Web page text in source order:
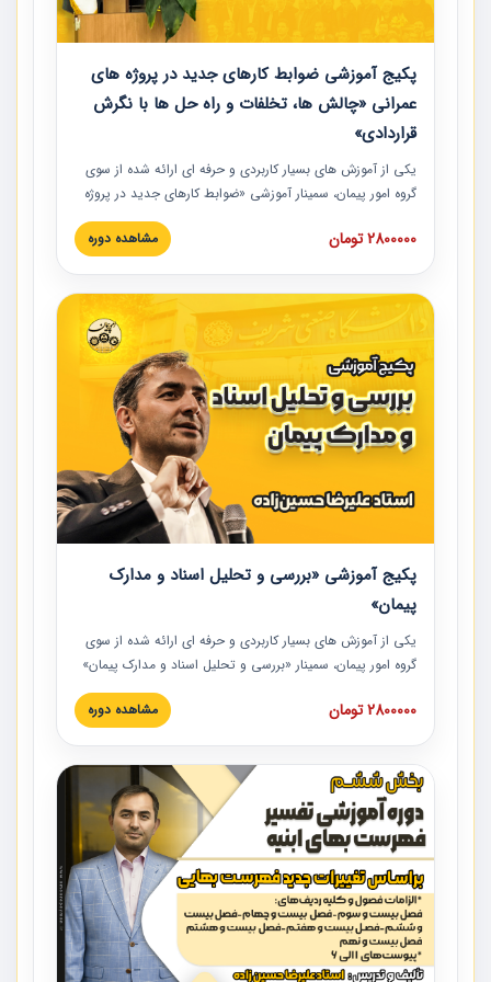
پکیج آموزشی ضوابط کارهای جدید در پروژه های
عمرانی «چالش ها، تخلفات و راه حل ها با نگرش
قراردادی»
یکی از آموزش‏‏‏‏‏‏ های بسیار کاربردی و حرفه‏ ای ارائه شده از سوی
گروه امور پیمان، سمینار آموزشی «ضوابط کارهای جدید در پروژه
های عمرانی» چالش ها، تخلفات و راه حل ها با نگرش قراردادی
است که در محل سندیکای شرکت های ساختمانی کشور ارائه شد.
مدارک پیمان به همراه تجربیات عملی ارائه شده است.
2800000 تومان مشاهده دوره
پکیج آموزشی «بررسی و تحلیل اسناد و مدارک
پیمان»
یکی از آموزش‏‏‏‏‏‏ های بسیار کاربردی و حرفه‏ ای ارائه شده از سوی
گروه امور پیمان، سمینار «بررسی و تحلیل اسناد و مدارک پیمان»
است که در دانشگاه صنعتی شریف ارائه شد. در این آموزش
نکات کلیدی مربوط به اسناد و مدارک پیمان، اولویت بندی اسناد
پیمان به همراه تجربیات عملی در این خصوص ارائه شده است.
2800000 تومان مشاهده دوره